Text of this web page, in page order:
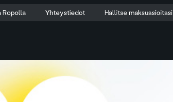
Ropolla Yhteystiedot Hallitse maksuasioitasi